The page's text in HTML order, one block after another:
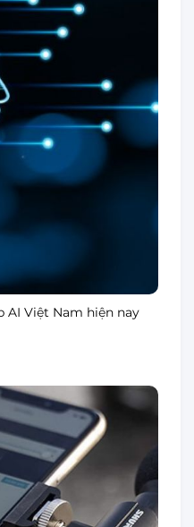
AI Việt Nam hiện nay